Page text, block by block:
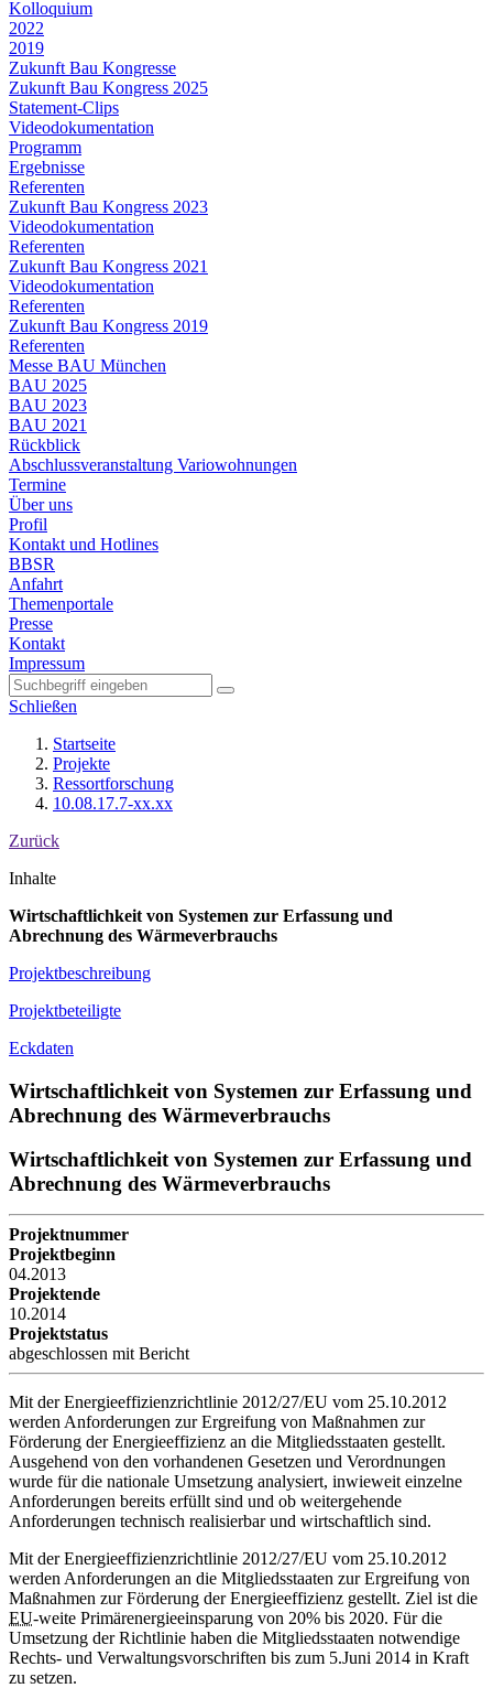
Kolloquium
2022
2019
Zukunft Bau Kongresse
Zukunft Bau Kongress 2025
Statement-Clips
Videodokumentation
Programm
Ergebnisse
Referenten
Zukunft Bau Kongress 2023
Videodokumentation
Referenten
Zukunft Bau Kongress 2021
Videodokumentation
Referenten
Zukunft Bau Kongress 2019
Referenten
Messe BAU München
BAU 2025
BAU 2023
BAU 2021
Rückblick
Abschlussveranstaltung Variowohnungen
Termine
Über uns
Profil
Kontakt und Hotlines
BBSR
Anfahrt
Themenportale
Presse
Kontakt
Impressum
Schließen
Startseite
Projekte
Ressortforschung
10.08.17.7-xx.xx
Zurück
Inhalte
Wirtschaftlichkeit von Systemen zur Erfassung und
Abrechnung des Wärmeverbrauchs
Projektbeschreibung
Projektbeteiligte
Eckdaten
Wirtschaftlichkeit von Systemen zur Erfassung und
Abrechnung des Wärmeverbrauchs
Wirtschaftlichkeit von Systemen zur Erfassung und
Abrechnung des Wärmeverbrauchs
Projektnummer
Projektbeginn
04.2013
Projektende
10.2014
Projektstatus
abgeschlossen mit Bericht
Mit der Energieeffizienzrichtlinie 2012/27/EU vom 25.10.2012
werden Anforderungen zur Ergreifung von Maßnahmen zur
Förderung der Energieeffizienz an die Mitgliedsstaaten gestellt.
Ausgehend von den vorhandenen Gesetzen und Verordnungen
wurde für die nationale Umsetzung analysiert, inwieweit einzelne
Anforderungen bereits erfüllt sind und ob weitergehende
Anforderungen technisch realisierbar und wirtschaftlich sind.
Mit der Energieeffizienzrichtlinie 2012/27/EU vom 25.10.2012
werden Anforderungen an die Mitgliedsstaaten zur Ergreifung von
Maßnahmen zur Förderung der Energieeffizienz gestellt. Ziel ist die
EU-weite Primärenergieeinsparung von 20% bis 2020. Für die
Umsetzung der Richtlinie haben die Mitgliedsstaaten notwendige
Rechts- und Verwaltungsvorschriften bis zum 5.Juni 2014 in Kraft
zu setzen.